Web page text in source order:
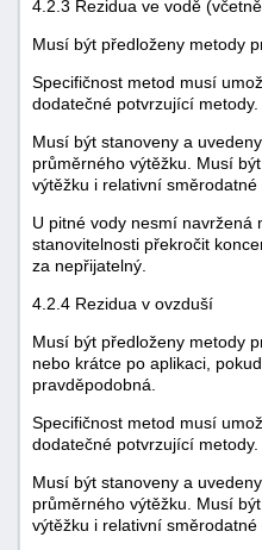
4.2.3 Rezidua ve vodě
Musí být předloženy metody
Specifičnost metod musí
dodatečné potvrzující metody.
Musí být stanoveny a
průměrného výtěžku. Musí
výtěžku i relativní
U pitné vody nesmí navržená
stanovitelnosti překročit
za nepřijatelný.
4.2.4 Rezidua v ovzduší
Musí být předloženy metody
nebo krátce po aplikaci,
pravděpodobná.
Specifičnost metod musí
dodatečné potvrzující metody.
Musí být stanoveny a
průměrného výtěžku. Musí
výtěžku i relativní